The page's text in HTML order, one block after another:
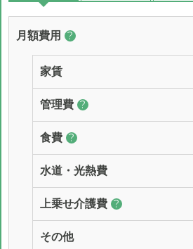
月額費用 ?
家賃
管理費 ?
食費 ?
水道・光熱費
上乗せ介護費 ?
その他